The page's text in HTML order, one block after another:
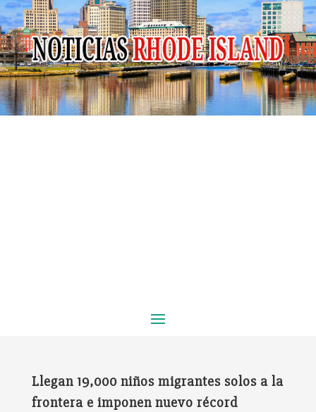
Llegan 19,000 niños migrantes solos a la
frontera e imponen nuevo récord